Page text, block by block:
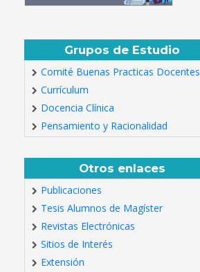
Grupos de Estudio
Comité Buenas Practicas Docentes
Currículum
Docencia Clínica
Pensamiento y Racionalidad
Otros enlaces
Publicaciones
Tesis Alumnos de Magíster
Revistas Electrónicas
Sitios de Interés
Extensión